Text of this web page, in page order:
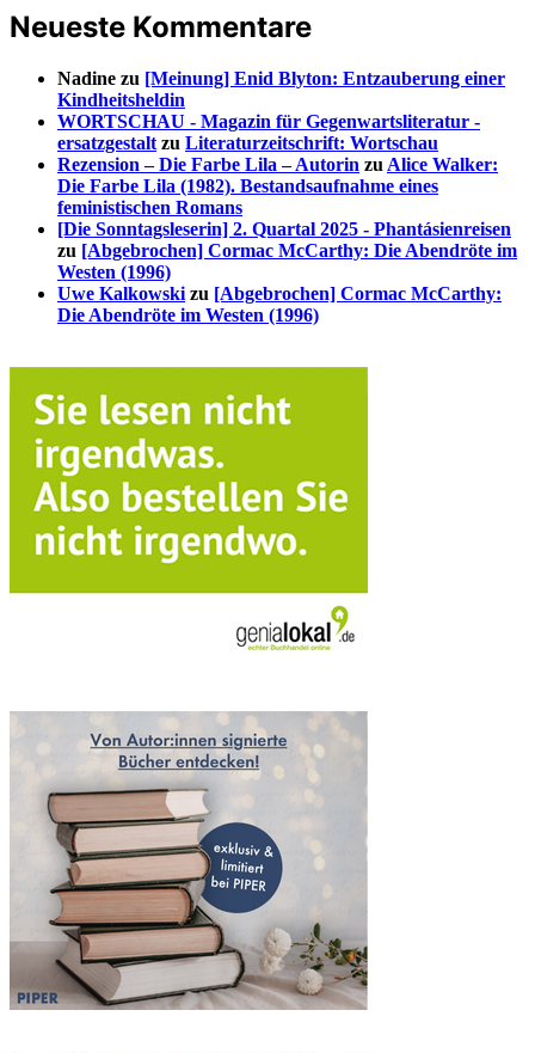
Neueste Kommentare
Nadine zu [Meinung] Enid Blyton: Entzauberung einer
Kindheitsheldin
WORTSCHAU - Magazin für Gegenwartsliteratur -
ersatzgestalt zu Literaturzeitschrift: Wortschau
Rezension – Die Farbe Lila – Autorin zu Alice Walker:
Die Farbe Lila (1982). Bestandsaufnahme eines
feministischen Romans
[Die Sonntagsleserin] 2. Quartal 2025 - Phantásienreisen
zu [Abgebrochen] Cormac McCarthy: Die Abendröte im
Westen (1996)
Uwe Kalkowski zu [Abgebrochen] Cormac McCarthy:
Die Abendröte im Westen (1996)